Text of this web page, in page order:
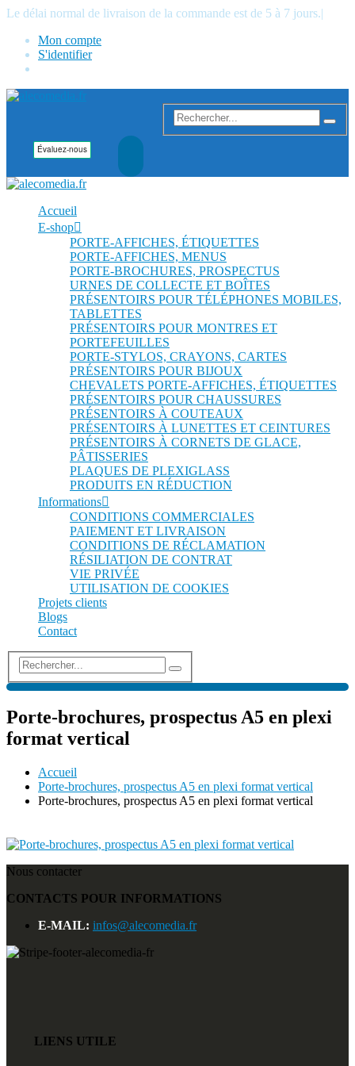
Le délai normal de livraison de la commande est de 5 à 7 jours.|
Mon compte
S'identifier
Accueil
E-shop
PORTE-AFFICHES, ÉTIQUETTES
PORTE-AFFICHES, MENUS
PORTE-BROCHURES, PROSPECTUS
URNES DE COLLECTE ET BOÎTES
PRÉSENTOIRS POUR TÉLÉPHONES MOBILES,
TABLETTES
PRÉSENTOIRS POUR MONTRES ET
PORTEFEUILLES
PORTE-STYLOS, CRAYONS, CARTES
PRÉSENTOIRS POUR BIJOUX
CHEVALETS PORTE-AFFICHES, ÉTIQUETTES
PRÉSENTOIRS POUR CHAUSSURES
PRÉSENTOIRS À COUTEAUX
PRÉSENTOIRS À LUNETTES ET CEINTURES
PRÉSENTOIRS À CORNETS DE GLACE,
PÂTISSERIES
PLAQUES DE PLEXIGLASS
PRODUITS EN RÉDUCTION
Informations
CONDITIONS COMMERCIALES
PAIEMENT ET LIVRAISON
CONDITIONS DE RÉCLAMATION
RÉSILIATION DE CONTRAT
VIE PRIVÉE
UTILISATION DE COOKIES
Projets clients
Blogs
Contact
Porte-brochures, prospectus A5 en plexi
format vertical
Accueil
Porte-brochures, prospectus A5 en plexi format vertical
Porte-brochures, prospectus A5 en plexi format vertical
Nous contacter
CONTACTS POUR INFORMATIONS
E-MAIL: infos@alecomedia.fr
LIENS UTILE